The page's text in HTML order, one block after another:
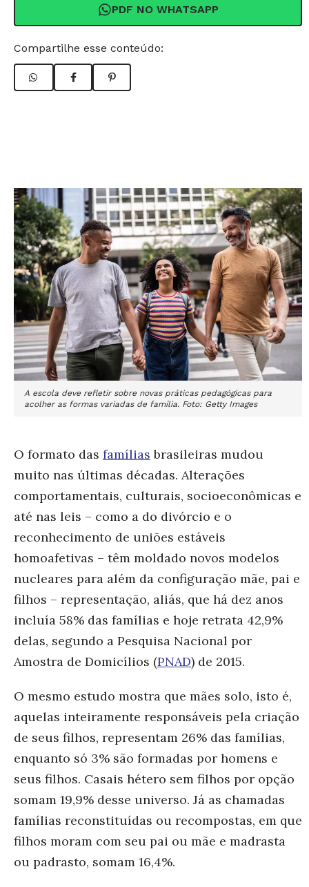
PDF NO WHATSAPP
Compartilhe esse conteúdo:
A escola deve refletir sobre novas práticas pedagógicas para
acolher as formas variadas de família. Foto: Getty Images
O formato das famílias brasileiras mudou
muito nas últimas décadas. Alterações
comportamentais, culturais, socioeconômicas e
até nas leis – como a do divórcio e o
reconhecimento de uniões estáveis
homoafetivas – têm moldado novos modelos
nucleares para além da configuração mãe, pai e
filhos – representação, aliás, que há dez anos
incluía 58% das famílias e hoje retrata 42,9%
delas, segundo a Pesquisa Nacional por
Amostra de Domicílios (PNAD) de 2015.
O mesmo estudo mostra que mães solo, isto é,
aquelas inteiramente responsáveis pela criação
de seus filhos, representam 26% das famílias,
enquanto só 3% são formadas por homens e
seus filhos. Casais hétero sem filhos por opção
somam 19,9% desse universo. Já as chamadas
famílias reconstituídas ou recompostas, em que
filhos moram com seu pai ou mãe e madrasta
ou padrasto, somam 16,4%.